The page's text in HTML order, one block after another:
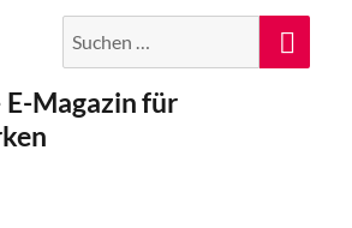
nach:
Magazin für